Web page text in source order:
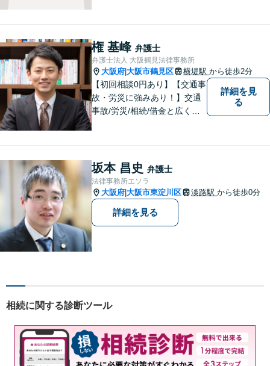
権 基峰 弁護士
弁護士法人 大阪鶴見法律事務所
大阪府 大阪市鶴見区 横堤駅 から徒歩2分
【初回相談0円あり】【交通事
故・労災に強みあり！】交通
事故/労災/相続/借金と広く法
にご相談ください。【労災事
故：9年前の事故でも数千万円
の賠償を獲得】
詳細を見
る
坂本 昌史 弁護士
法律事務所エソラ
大阪府 大阪市東淀川区 淡路駅 から徒歩0分
詳細を見る
相続に関する診断ツール